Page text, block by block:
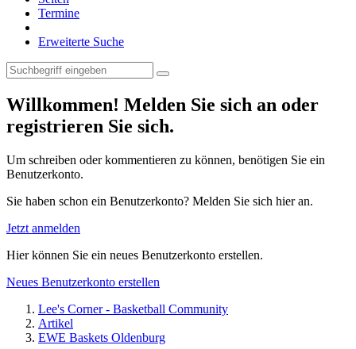
Termine
Erweiterte Suche
Willkommen! Melden Sie sich an oder
registrieren Sie sich.
Um schreiben oder kommentieren zu können, benötigen Sie ein
Benutzerkonto.
Sie haben schon ein Benutzerkonto? Melden Sie sich hier an.
Jetzt anmelden
Hier können Sie ein neues Benutzerkonto erstellen.
Neues Benutzerkonto erstellen
Lee's Corner - Basketball Community
Artikel
EWE Baskets Oldenburg